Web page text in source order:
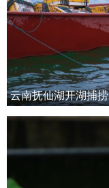
云南抚仙湖开湖捕捞